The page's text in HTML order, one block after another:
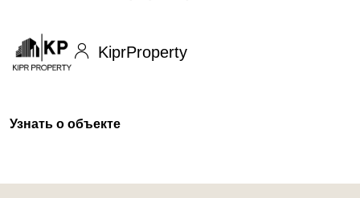
KiprProperty
Узнать о объекте